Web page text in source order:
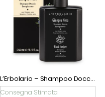
L’Erbolario – Shampoo Doccia Energizzante Ginepro Nero
Consegna Stimata